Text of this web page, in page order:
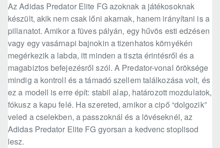
Az Adidas Predator Elite FG azoknak a játékosoknak
készült, akik nem csak lőni akarnak, hanem irányítani is a
pillanatot. Amikor a füves pályán, egy hűvös esti edzésen
vagy egy vasárnapi bajnokin a tizenhatos környékén
megérkezik a labda, itt minden a tiszta érintésről és a
magabiztos befejezésről szól. A Predator-vonal öröksége
mindig a kontroll és a támadó szellem találkozása volt, és
ez a modell is erre épít: stabil alap, határozott mozdulatok,
fókusz a kapu felé. Ha szereted, amikor a cipő “dolgozik”
veled a cselekben, a passzoknál és a lövéseknél, az
Adidas Predator Elite FG gyorsan a kedvenc stoplisod
lesz.